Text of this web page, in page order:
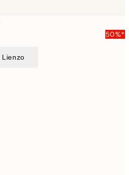
50%*
Lienzo